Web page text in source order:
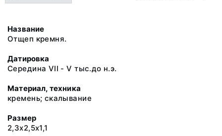
Название
Отщеп кремня.
Датировка
Середина VII - V тыс.до н.э.
Материал, техника
кремень; скалывание
Размер
2,3х2,5х1,1